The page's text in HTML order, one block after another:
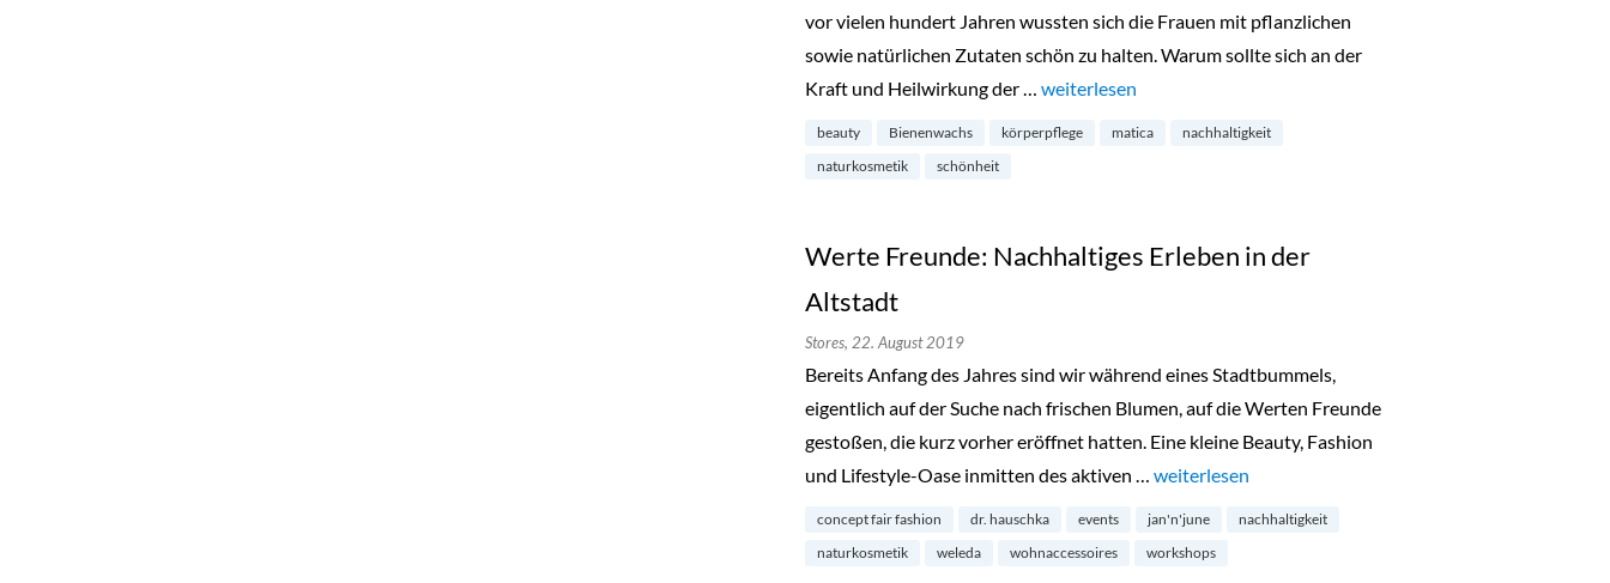
vor vielen hundert Jahren wussten sich die Frauen mit pflanzlichen
sowie natürlichen Zutaten schön zu halten. Warum sollte sich an der
Kraft und Heilwirkung der … „Matica Cosmetics in Harvestehude“
weiterlesen
beauty Bienenwachs körperpflege matica
nachhaltigkeit
naturkosmetik
schönheit
Werte Freunde: Nachhaltiges Erleben in der
Altstadt
Stores, 22. August 2019
Bereits Anfang des Jahres sind wir während eines Stadtbummels,
eigentlich auf der Suche nach frischen Blumen, auf die Werten Freunde
gestoßen, die kurz vorher eröffnet hatten. Eine kleine Beauty, Fashion
und Lifestyle-Oase inmitten des aktiven … „Werte Freunde: Nachhaltiges Erleben in der Altstadt“
weiterlesen
concept fair fashion dr. hauschka events jan'n'june
nachhaltigkeit
naturkosmetik
weleda wohnaccessoires workshops